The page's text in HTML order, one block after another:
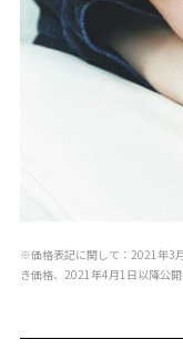
※価格表記に関して：2021年3
き価格、2021年4月1日以降公開